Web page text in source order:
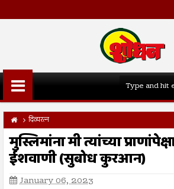
दिव्यरत्न
मुस्लिमांना मी त्यांच्या
ईशवाणी (सुबोध कुरआन)
January 06, 2023